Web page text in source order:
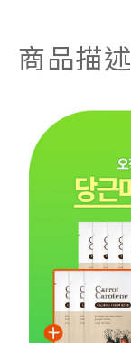
商品描述